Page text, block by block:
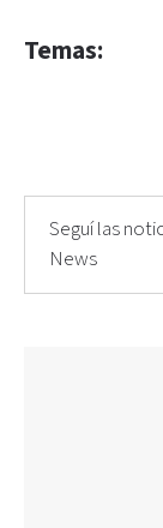
Temas:
Seguí las
News